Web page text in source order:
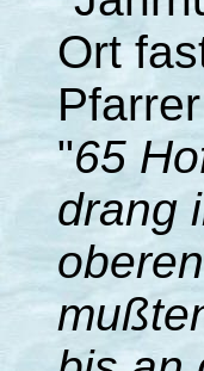
Ort
"65
drang